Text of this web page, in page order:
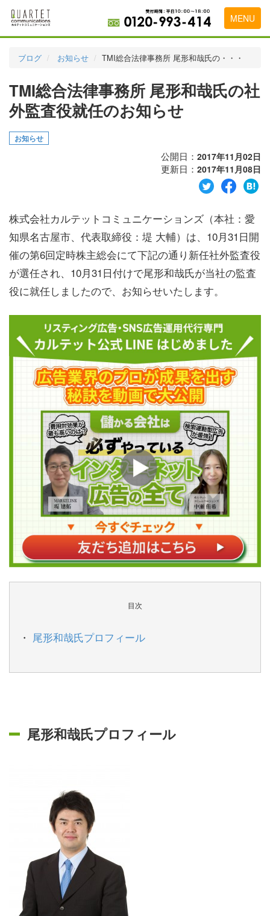
MENU
実績・お客様の声
初めて導入をお考えの方
代理店の乗り換えをお考えの方
会社概要
お問い合わせ
ブログ お知らせ TMI総合法律事務所 尾形和哉氏の・・・
TMI総合法律事務所 尾形和哉氏の社
外監査役就任のお知らせ
お知らせ
公開日： 2017年11月02日
更新日： 2017年11月08日
株式会社カルテットコミュニケーションズ（本社：愛
知県名古屋市、代表取締役：堤 大輔）は、10月31日開
催の第6回定時株主総会にて下記の通り新任社外監査役
が選任され、10月31日付けで尾形和哉氏が当社の監査
役に就任しましたので、お知らせいたします。
目次
尾形和哉氏プロフィール
尾形和哉氏プロフィール